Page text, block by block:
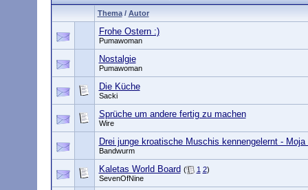
Thema/ Autor
Frohe Ostern :)
Pumawoman
Nostalgie
Pumawoman
Die Küche
Sacki
Sprüche um andere fertig zu machen
Wire
Drei junge kroatische Muschis kennengelernt -
Bandwurm
Kaletas World Board ( 1 2)
SevenOfNine